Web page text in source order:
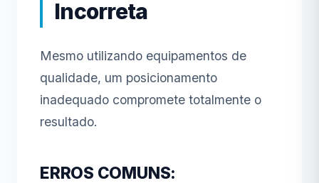
Incorreta
Mesmo utilizando equipamentos de
qualidade, um posicionamento
inadequado compromete totalmente o
resultado.
ERROS COMUNS: